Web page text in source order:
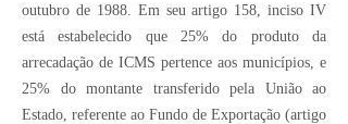
outubro de 1988. Em seu artigo 158, inciso IV
está estabelecido que 25% do produto da
arrecadação de ICMS pertence aos municípios, e
25% do montante transferido pela União ao
Estado, referente ao Fundo de Exportação (artigo